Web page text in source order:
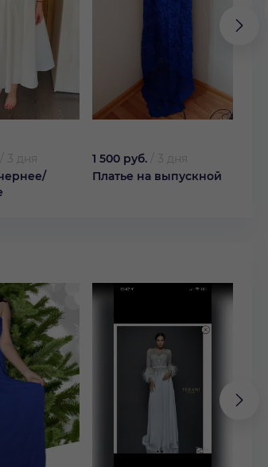
3 дня
1 500 руб.
3 дня
Платье на выпускной